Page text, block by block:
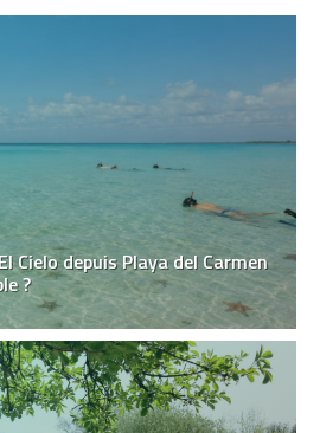
Cielo depuis Playa del Carmen
?